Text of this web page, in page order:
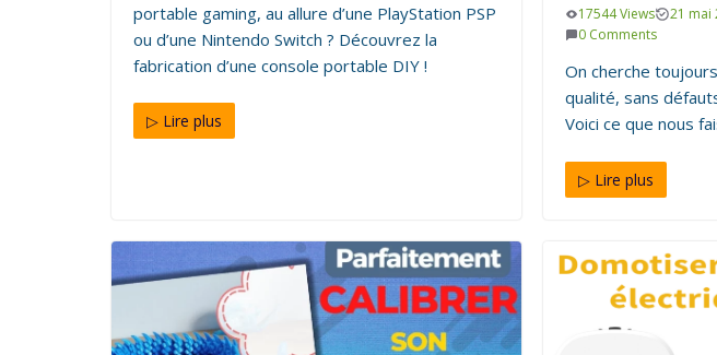
ARDUINO ÉLECTRONIQUE
Lier son ESP8266 à l’IDE Arduino
portable gaming, au allure d’une PlayStation PSP
ou d’une Nintendo Switch ? Découvrez la
fabrication d’une console portable DIY !
▷ Lire plus
17544 Views 21 mai
0 Comments
On cherche
qualité, sans
Voici ce que nous
▷ Lire plus